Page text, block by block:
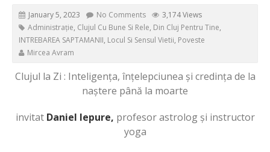
January 5, 2023 No Comments
3,174 Views
Administrație, Clujul Cu Bune Si Rele, Din Cluj Pentru Tine,
INTREBAREA SAPTAMANII, Locul Si Sensul Vietii, Poveste
Mircea Avram
Clujul la Zi : Inteligența, înțelepciunea și credința de la
naștere până la moarte
invitatDaniel Iepure, profesor astrolog și instructor
yoga